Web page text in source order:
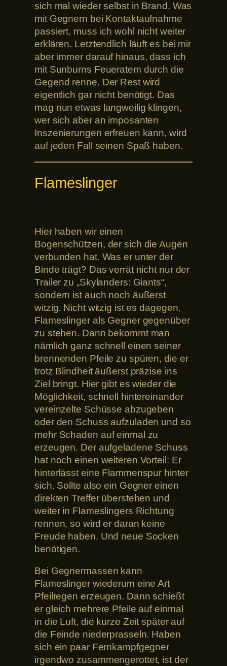
sich mal wieder selbst in Brand. Was
mit Gegnern bei Kontaktaufnahme
passiert, muss ich wohl nicht weiter
erklären. Letztendlich läuft es bei mir
aber immer darauf hinaus, dass ich
mit Sunburns Feueratem durch die
Gegend renne. Der Rest wird
eigentlich gar nicht benötigt. Das
mag nun etwas langweilig klingen,
wer sich aber an imposanten
Inszenierungen erfreuen kann, wird
auf jeden Fall seinen Spaß haben.
Flameslinger
Hier haben wir einen
Bogenschützen, der sich die Augen
verbunden hat. Was er unter der
Binde trägt? Das verrät nicht nur der
Trailer zu „Skylanders: Giants“,
sondern ist auch noch äußerst
witzig. Nicht witzig ist es dagegen,
Flameslinger als Gegner gegenüber
zu stehen. Dann bekommt man
nämlich ganz schnell einen seiner
brennenden Pfeile zu spüren, die er
trotz Blindheit äußerst präzise ins
Ziel bringt. Hier gibt es wieder die
Möglichkeit, schnell hintereinander
vereinzelte Schüsse abzugeben
oder den Schuss aufzuladen und so
mehr Schaden auf einmal zu
erzeugen. Der aufgeladene Schuss
hat noch einen weiteren Vorteil: Er
hinterlässt eine Flammenspur hinter
sich. Sollte also ein Gegner einen
direkten Treffer überstehen und
weiter in Flameslingers Richtung
rennen, so wird er daran keine
Freude haben. Und neue Socken
benötigen.
Bei Gegnermassen kann
Flameslinger wiederum eine Art
Pfeilregen erzeugen. Dann schießt
er gleich mehrere Pfeile auf einmal
in die Luft, die kurze Zeit später auf
die Feinde niederprasseln. Haben
sich ein paar Fernkampfgegner
irgendwo zusammengerottet, ist der